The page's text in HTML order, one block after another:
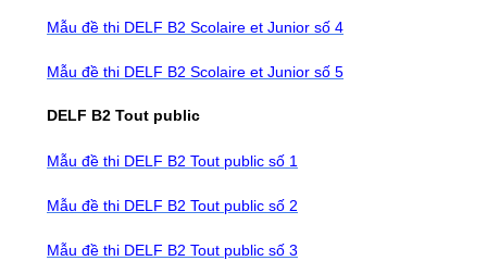
Mẫu đề thi DELF B2 Scolaire et Junior số 4
Mẫu đề thi DELF B2 Scolaire et Junior số 5
DELF B2 Tout public
Mẫu đề thi DELF B2 Tout public số 1
Mẫu đề thi DELF B2 Tout public số 2
Mẫu đề thi DELF B2 Tout public số 3